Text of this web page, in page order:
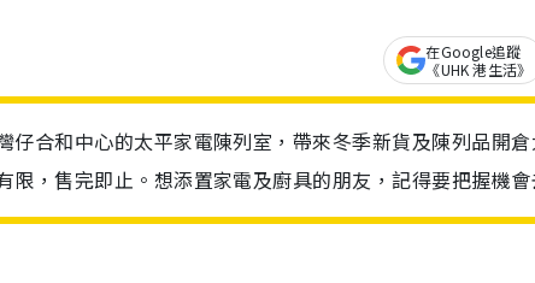
在Google追蹤
《UHK 港生活》
仔合和中心的太平家電陳列室，帶來冬季新貨及陳列品開
，售完即止。想添置家電及廚具的朋友，記得要把握機會